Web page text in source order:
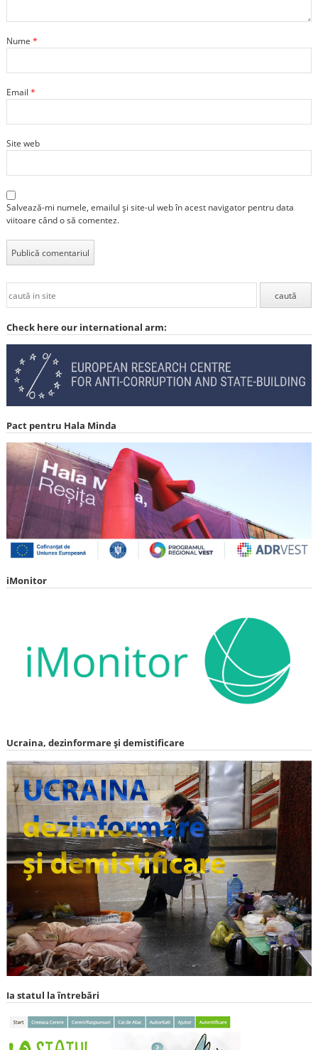
Nume *
Email *
Site web
Salvează-mi numele, emailul și site-ul web în acest navigator pentru data
viitoare când o să comentez.
Check here our international arm:
Pact pentru Hala Minda
iMonitor
Ucraina, dezinformare și demistificare
Ia statul la întrebări